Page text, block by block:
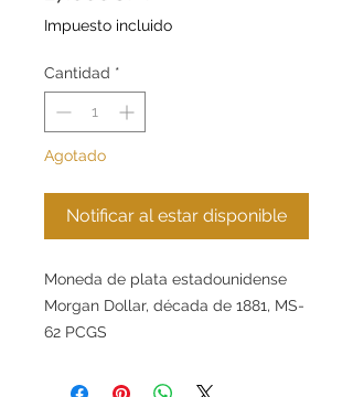
Impuesto incluido
Cantidad *
Agotado
Notificar al estar disponible
Moneda de plata estadounidense
Morgan Dollar, década de 1881, MS-
62 PCGS